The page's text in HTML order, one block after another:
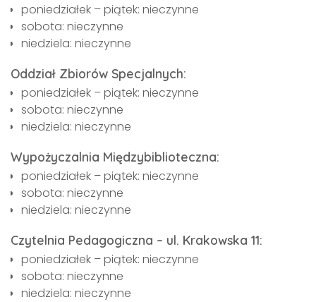
poniedziałek – piątek: nieczynne
sobota: nieczynne
niedziela: nieczynne
Oddział Zbiorów Specjalnych:
poniedziałek – piątek: nieczynne
sobota: nieczynne
niedziela: nieczynne
Wypożyczalnia Międzybiblioteczna:
poniedziałek – piątek: nieczynne
sobota: nieczynne
niedziela: nieczynne
Czytelnia Pedagogiczna – ul. Krakowska 11:
poniedziałek – piątek: nieczynne
sobota: nieczynne
niedziela: nieczynne